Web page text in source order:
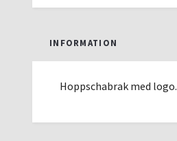
INFORMATION
Hoppschabrak med logo.